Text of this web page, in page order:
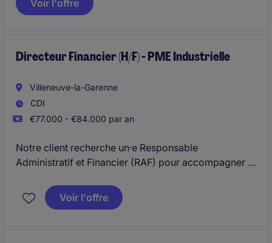
Voir l'offre
Directeur Financier (H/F) - PME Industrielle
Villeneuve-la-Garenne
CDI
€77.000 - €84.000 par an
Notre client recherche un·e Responsable
Administratif et Financier (RAF) pour accompagner la
activités. . Le/la RAF intervient au cœur des enjeux de
Comptabilité et de pilotage financier, avec une forte
Voir l'offre